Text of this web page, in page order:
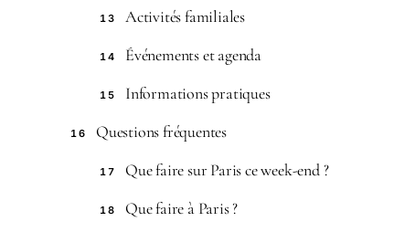
13 Activités familiales
14 Événements et agenda
15 Informations pratiques
16 Questions fréquentes
17 Que faire sur Paris ce week-end ?
18 Que faire à Paris ?